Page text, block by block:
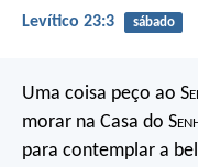
Levítico 23:3 sábado
Uma coisa peço ao S
morar na Casa do S
para contemplar a